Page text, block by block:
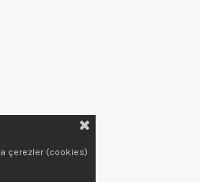
çerezler (cookies)